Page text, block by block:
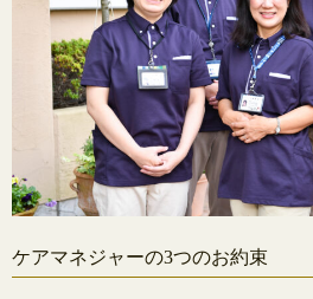
ケアマネジャーの3つのお約束